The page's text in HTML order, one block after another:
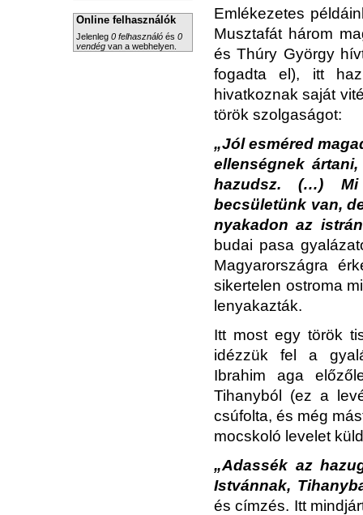
Online felhasználók
Jelenleg 0 felhasználó és 0
vendég van a webhelyen.
Emlékezetes
Musztafát három
és Thúry György
fogadta el), itt
hivatkoznak saját
török szolgaságot:
„Jól esméred
ellenségnek
hazudsz. (…) Mi
becsületünk van,
nyakadon az
budai pasa
Magyarországra
sikertelen ostroma
lenyakazták.
Itt most egy török
idézzük fel a
Ibrahim aga
Tihanyból (ez a
csúfolta, és még
mocskoló levelet
„Adassék az
Istvánnak,
és címzés. Itt